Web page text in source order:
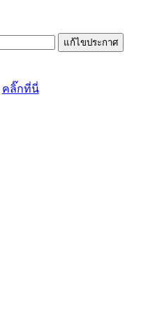
คลิ๊กที่นี่